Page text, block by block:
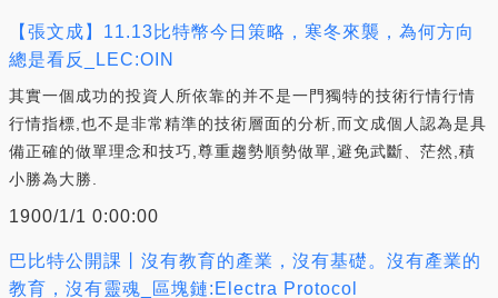
【張文成】11.13比特幣今日策略，寒冬來襲，為何方向
總是看反_LEC:OIN
其實一個成功的投資人所依靠的并不是一門獨特的技術行情行情
行情指標,也不是非常精準的技術層面的分析,而文成個人認為是具
備正確的做單理念和技巧,尊重趨勢順勢做單,避免武斷、茫然,積
小勝為大勝.
1900/1/1 0:00:00
巴比特公開課丨沒有教育的產業，沒有基礎。沒有產業的
教育，沒有靈魂_區塊鏈:Electra Protocol